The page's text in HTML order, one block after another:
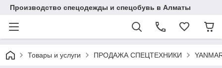
Производство спецодежды и спецобувь в Алматы
Товары и услуги ПРОДАЖА СПЕЦТЕХНИКИ